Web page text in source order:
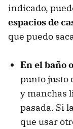
indicado,
espacios de
que puedo
En el baño
punto justo
y manchas
pasada. Si
que usar